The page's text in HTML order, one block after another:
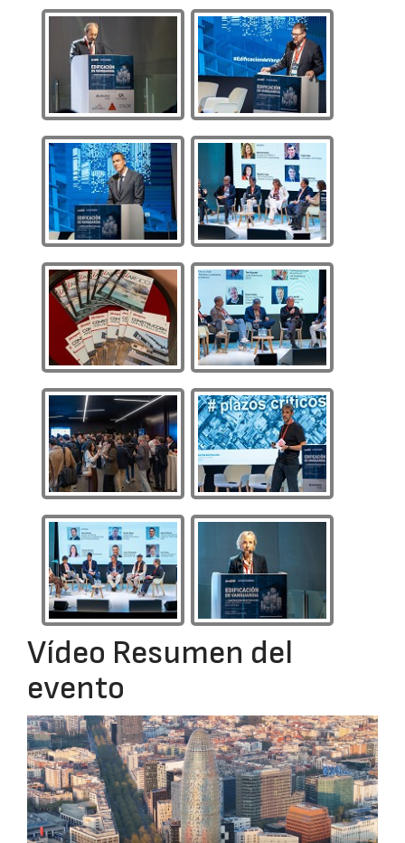
Vídeo Resumen del
evento